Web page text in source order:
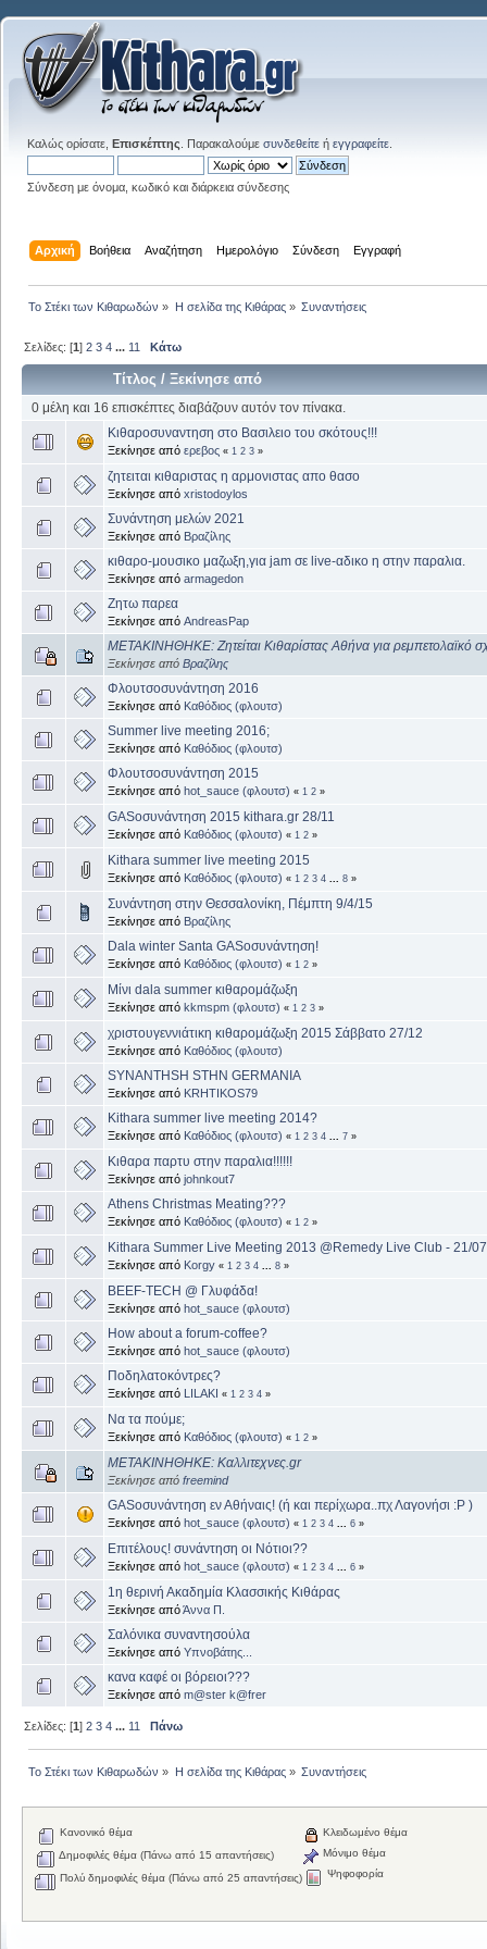
Καλώς ορίσατε, Επισκέπτης . Παρακαλούμε συνδεθείτε ή εγγραφείτε
Σύνδεση με όνομα, κωδικό και διάρκεια σύνδεσης
Αρχική Βοήθεια Αναζήτηση Ημερολόγιο Σύνδεση Εγγραφή
Το Στέκι των Κιθαρωδών » Η σελίδα της Κιθάρας» Συναντήσεις
Σελίδες: [1]2 3 4 ... 11 Κάτω
Τίτλος /Ξεκίνησε από
0 μέλη και 16 επισκέπτες διαβάζουν αυτόν τον πίνακα.
Κιθαροσυναντηση στο Βασιλειο του σκότους!!!
Ξεκίνησε από ερεβος « 1 2 3 »
ζητειται κιθαριστας η αρμονιστας απο θασο
Ξεκίνησε από xristodoylos
Συνάντηση μελών 2021
Ξεκίνησε από Βραζίλης
κιθαρο-μουσικο μαζωξη,για jam σε live-αδικο η στην παραλια.
Ξεκίνησε από armagedon
Ζητω παρεα
Ξεκίνησε από AndreasPap
ΜΕΤΑΚΙΝΗΘΗΚΕ: Ζητείται Κιθαρίστας Αθήνα για ρεμπετολαϊκό
Ξεκίνησε από Βραζίλης
Φλουτσοσυνάντηση 2016
Ξεκίνησε από Καθόδιος (φλουτσ)
Summer live meeting 2016;
Ξεκίνησε από Καθόδιος (φλουτσ)
Φλουτσοσυνάντηση 2015
Ξεκίνησε από hot_sauce (φλουτσ) « 1 2 »
GASοσυνάντηση 2015 kithara.gr 28/11
Ξεκίνησε από Καθόδιος (φλουτσ) « 1 2 »
Kithara summer live meeting 2015
Ξεκίνησε από Καθόδιος (φλουτσ) « 1 2 3 4 8 »
Συνάντηση στην Θεσσαλονίκη, Πέμπτη 9/4/15
Ξεκίνησε από Βραζίλης
Dala winter Santa GASοσυνάντηση!
Ξεκίνησε από Καθόδιος (φλουτσ) « 1 2 »
Μίνι dala summer κιθαρομάζωξη
Ξεκίνησε από kkmspm (φλουτσ) « 1 2 3 »
χριστουγεννιάτικη κιθαρομάζωξη 2015 Σάββατο 27/12
Ξεκίνησε από Καθόδιος (φλουτσ)
SYNANTHSH STHN GERMANIA
Ξεκίνησε από KRHTIKOS79
Kithara summer live meeting 2014?
Ξεκίνησε από Καθόδιος (φλουτσ) « 1 2 3 4 7 »
Κιθαρα παρτυ στην παραλια!!!!!!
Ξεκίνησε από johnkout7
Athens Christmas Meating???
Ξεκίνησε από Καθόδιος (φλουτσ) « 1 2 »
Kithara Summer Live Meeting 2013 @Remedy Live Club - 21/
Ξεκίνησε από Korgy « 1 2 3 4 8 »
BEEF-TECH @ Γλυφάδα!
Ξεκίνησε από hot_sauce (φλουτσ)
How about a forum-coffee?
Ξεκίνησε από hot_sauce (φλουτσ)
Ποδηλατοκόντρες?
Ξεκίνησε από LILAKI « 1 2 3 4 »
Να τα πούμε;
Ξεκίνησε από Καθόδιος (φλουτσ) « 1 2 »
ΜΕΤΑΚΙΝΗΘΗΚΕ: Καλλιτεχνες.gr
Ξεκίνησε από freemind
GASοσυνάντηση εν Αθήναις! (ή και περίχωρα..πχ Λαγονήσι :P )
Ξεκίνησε από hot_sauce (φλουτσ) « 1 2 3 4 6 »
Επιτέλους! συνάντηση οι Νότιοι??
Ξεκίνησε από hot_sauce (φλουτσ) « 1 2 3 4 6 »
1η θερινή Ακαδημία Κλασσικής Κιθάρας
Ξεκίνησε απόΆννα Π.
Σαλόνικα συναντησούλα
Ξεκίνησε από Υπνοβάτης...
κανα καφέ οι βόρειοι???
Ξεκίνησε από m@ster k@frer
Σελίδες: [1]2 3 4 ... 11 Πάνω
Το Στέκι των Κιθαρωδών » Η σελίδα της Κιθάρας» Συναντήσεις
Κανονικό θέμα
Δημοφιλές θέμα (Πάνω από 15 απαντήσεις)
Πολύ δημοφιλές θέμα (Πάνω από 25 απαντήσεις)
Κλειδωμένο θέμα
Μόνιμο θέμα
Ψηφοφορία